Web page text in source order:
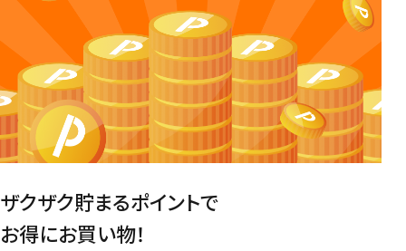
ザクザク貯まるポイントで
お得にお買い物！